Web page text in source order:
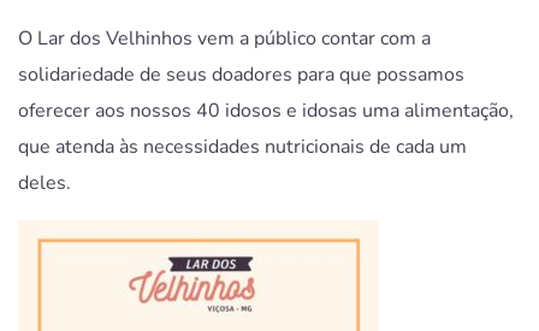
O Lar dos Velhinhos vem a público contar com a
solidariedade de seus doadores para que possamos
oferecer aos nossos 40 idosos e idosas uma alimentação,
que atenda às necessidades nutricionais de cada um
deles.